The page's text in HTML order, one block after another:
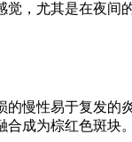
，尤其是在夜间
性易于复发的
成为棕红色斑块